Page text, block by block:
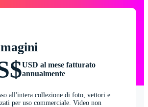
USD al mese fatturato
annualmente
all'intera collezione di foto, vettori e
per uso commerciale. Video non